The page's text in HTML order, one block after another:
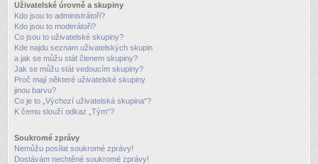
Uživatelské úrovně a skupiny
Kdo jsou to administrátoři?
Kdo jsou to moderátoři?
Co jsou to uživatelské skupiny?
Kde najdu seznam uživatelských skupin
a jak se můžu stát členem skupiny?
Jak se můžu stát vedoucím skupiny?
Proč mají některé uživatelské skupiny
jinou barvu?
Co je to „Výchozí uživatelská skupina“?
K čemu slouží odkaz „Tým“?
Soukromé zprávy
Nemůžu posílat soukromé zprávy!
Dostávám nechtěné soukromé zprávy!